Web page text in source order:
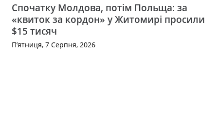
Спочатку Молдова, потім Польща: за
«квиток за кордон» у Житомирі просили
$15 тисяч
П’ятниця, 7 Серпня, 2026